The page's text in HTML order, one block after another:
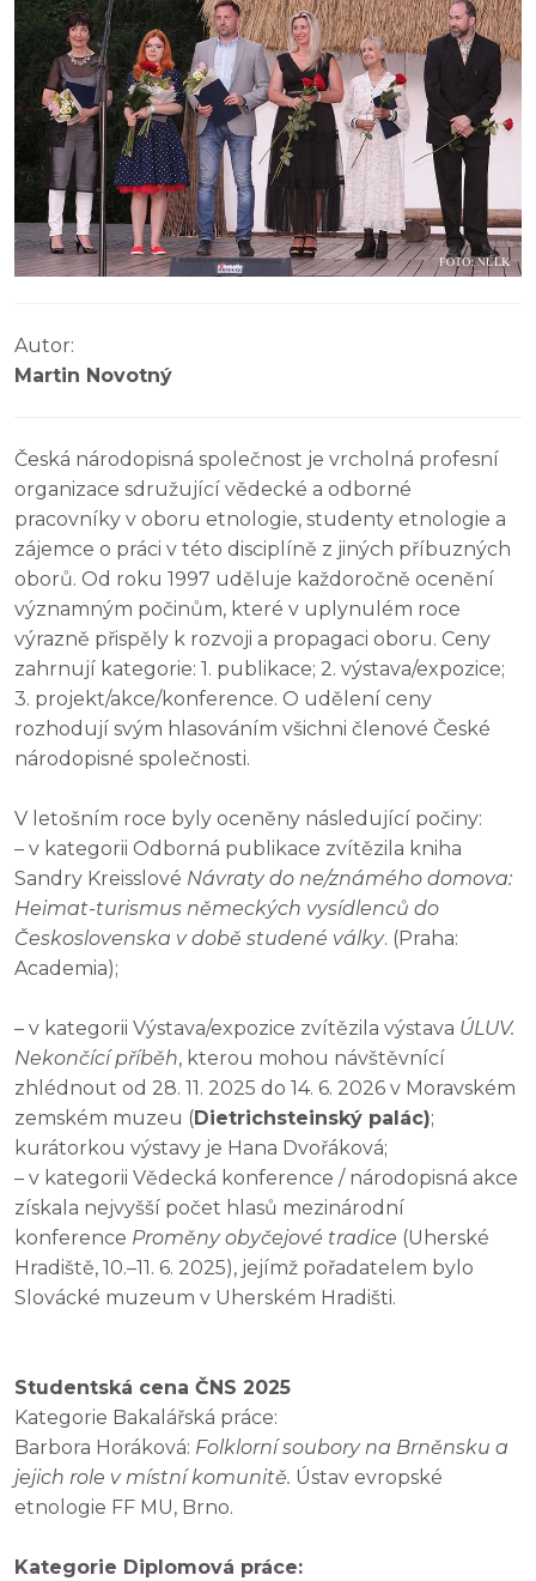
Autor:
Martin Novotný
Česká národopisná společnost je vrcholná profesní
organizace sdružující vědecké a odborné
pracovníky v oboru etnologie, studenty etnologie a
zájemce o práci v této disciplíně z jiných příbuzných
oborů. Od roku 1997 uděluje každoročně ocenění
významným počinům, které v uplynulém roce
výrazně přispěly k rozvoji a propagaci oboru. Ceny
zahrnují kategorie: 1. publikace; 2. výstava/expozice;
3. projekt/akce/konference. O udělení ceny
rozhodují svým hlasováním všichni členové České
národopisné společnosti.
V letošním roce byly oceněny následující počiny:
– v kategorii Odborná publikace zvítězila kniha
Sandry Kreisslové Návraty do ne/známého domova:
Heimat-turismus německých vysídlenců do
Československa v době studené války. (Praha:
Academia);
– v kategorii Výstava/expozice zvítězila výstava ÚLUV.
Nekončící příběh, kterou mohou návštěvnící
zhlédnout od 28. 11. 2025 do 14. 6. 2026 v Moravském
zemském muzeu (Dietrichsteinský palác);
kurátorkou výstavy je Hana Dvořáková;
– v kategorii Vědecká konference / národopisná akce
získala nejvyšší počet hlasů mezinárodní
konference Proměny obyčejové tradice (Uherské
Hradiště, 10.–11. 6. 2025), jejímž pořadatelem bylo
Slovácké muzeum v Uherském Hradišti.
Studentská cena ČNS 2025
Kategorie Bakalářská práce:
Barbora Horáková: Folklorní soubory na Brněnsku a
jejich role v místní komunitě. Ústav evropské
etnologie FF MU, Brno.
Kategorie Diplomová práce: